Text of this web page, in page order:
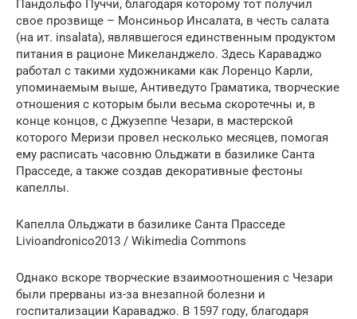
Пандольфо Пуччи, благодаря которому тот получил
свое прозвище – Монсиньор Инсалата, в честь салата
(на ит. insalata), являвшегося единственным продуктом
питания в рационе Микеланджело. Здесь Караваджо
работал с такими художниками как Лоренцо Карли,
упоминаемым выше, Антиведуто Граматика, творческие
отношения с которым были весьма скоротечны и, в
конце концов, с Джузеппе Чезари, в мастерской
которого Меризи провел несколько месяцев, помогая
ему расписать часовню Ольджати в базилике Санта
Прасседе, а также создав декоративные фестоны
капеллы.
Капелла Ольджати в базилике Санта Прасседе
Livioandronico2013 / Wikimedia Commons
Однако вскоре творческие взаимоотношения с Чезари
были прерваны из-за внезапной болезни и
госпитализации Караваджо. В 1597 году, благодаря